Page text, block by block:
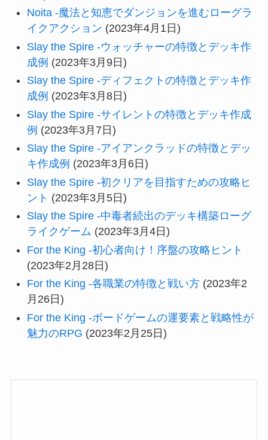
Noita -魔法と知恵でダンジョンを進むローグラ
イクアクション (2023年4月1日)
Slay the Spire -ウォッチャーの特徴とデッキ作
成例 (2023年3月9日)
Slay the Spire -ディフェクトの特徴とデッキ作
成例 (2023年3月8日)
Slay the Spire -サイレントの特徴とデッキ作成
例 (2023年3月7日)
Slay the Spire -アイアンクラッドの特徴とデッ
キ作成例 (2023年3月6日)
Slay the Spire -初クリアを目指すための攻略ヒ
ント (2023年3月5日)
Slay the Spire -中毒者続出のデッキ構築ローグ
ライクゲーム (2023年3月4日)
For the King -初心者向け！序盤の攻略ヒント
(2023年2月28日)
For the King -各職業の特徴と戦い方 (2023年2
月26日)
For the King -ボードゲームの運要素と戦略性が
魅力のRPG (2023年2月25日)